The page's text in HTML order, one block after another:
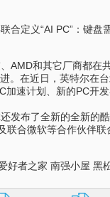
合定义“AI PC”：键盘
AMD和其它厂商都在
。在近日，英特尔在
加速计划、新的PC开
发布了全新的全新的
联合微软等合作伙伴联
好者之家 南强小屋 黑